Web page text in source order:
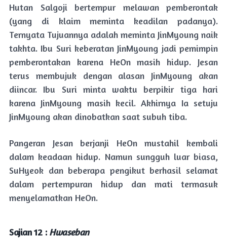
Hutan Salgoji bertempur melawan pemberontak
(yang di klaim meminta keadilan padanya).
Ternyata Tujuannya adalah meminta JinMyoung naik
takhta. Ibu Suri keberatan JinMyoung jadi pemimpin
pemberontakan karena HeOn masih hidup. Jesan
terus membujuk dengan alasan JinMyoung akan
diincar. Ibu Suri minta waktu berpikir tiga hari
karena JinMyoung masih kecil. Akhirnya Ia setuju
JinMyoung akan dinobatkan saat subuh tiba.
Pangeran Jesan berjanji HeOn mustahil kembali
dalam keadaan hidup. Namun sungguh luar biasa,
SuHyeok dan beberapa pengikut berhasil selamat
dalam pertempuran hidup dan mati termasuk
menyelamatkan HeOn.
Sajian 12 : Hwaseban